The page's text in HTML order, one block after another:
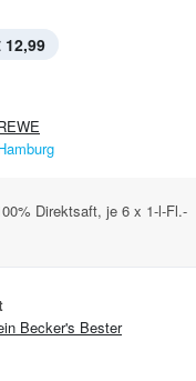
12,99
Direktsaft, je 6 x 1-l-Fl.-
Becker's Bester